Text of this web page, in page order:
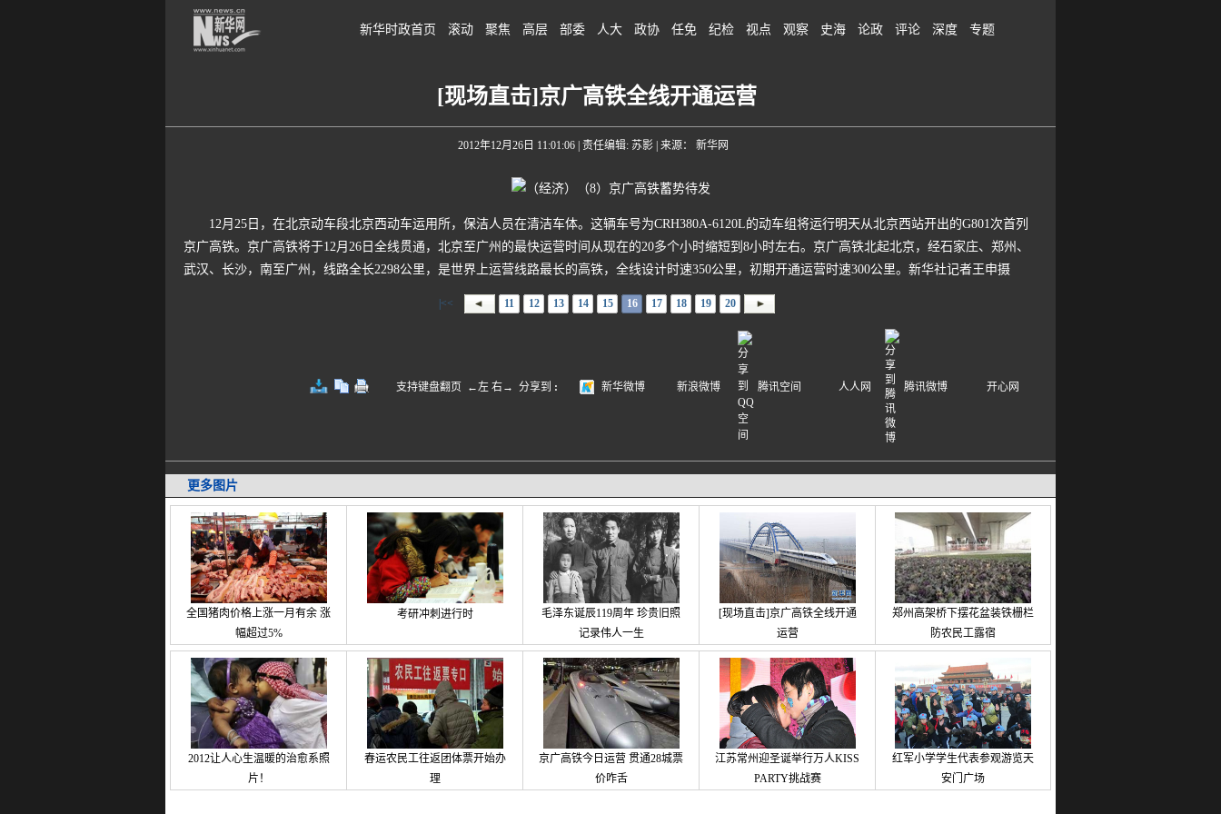
新华时政首页 滚动 聚焦 高层 部委 人大 政协 任免 纪检 视点 观察 史海 论政 评论 深度 专题
[现场直击]京广高铁全线开通运营
2012年12月26日 11:01:06| 责任编辑: 苏影 | 来源： 新华网
12月25日，在北京动车段北京西动车运用所，保洁人员在清洁车体。这辆车号为CRH380A-6120L的动车组将运行明天从北京西站开出的G801次首列
京广高铁。京广高铁将于12月26日全线贯通，北京至广州的最快运营时间从现在的20多个小时缩短到8小时左右。京广高铁北起北京，经石家庄、郑州、
武汉、长沙，南至广州，线路全长2298公里，是世界上运营线路最长的高铁，全线设计时速350公里，初期开通运营时速300公里。新华社记者王申摄
|<< 11 12 13 14 15 16 17 18 19 20
支持键盘翻页 ←左 右→ 分享到 : 新华微博 新浪微博 腾讯空间 人人网 腾讯微博 开心网
更多图片
全国猪肉价格上涨一月有余 涨
幅超过5%
考研冲刺进行时
毛泽东诞辰119周年 珍贵旧照
记录伟人一生
[现场直击]京广高铁全线开通
运营
郑州高架桥下摆花盆装铁栅栏
防农民工露宿
2012让人心生温暖的治愈系照
片！
春运农民工往返团体票开始办
理
京广高铁今日运营 贯通28城票
价咋舌
江苏常州迎圣诞举行万人KISS
PARTY挑战赛
红军小学学生代表参观游览天
安门广场